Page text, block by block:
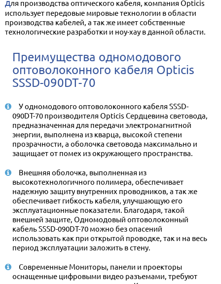
Для производства оптического кабеля, компания Opticis
использует передовые мировые технологии в области
производства кабелей, а так же имеет собственные
технологические разработки и ноу-хау в данной области.
Преимущества одномодового
оптоволоконного кабеля Opticis
SSSD-090DT-70
У одномодового оптоволоконного кабеля SSSD-
090DT-70 производителя Opticis Сердцевина световода,
предназначенная для передачи электромагнитной
энергии, выполнена из кварца, высокой степени
прозрачности, а оболочка световода максимально и
защищает от помех из окружающего пространства.
Внешняя оболочка, выполненная из
высокотехнологичного полимера, обеспечивает
надежную защиту внутренних проводников, а так же
обеспечивает гибкость кабеля, улучшающую его
эксплуатационные показатели. Благодаря, такой
внешней защите, Одномодовый оптоволоконный
кабель SSSD-090DT-70 можно без опасений
использовать как при открытой проводке, так и на весь
период эксплуатации заложить в стену.
Современные Мониторы, панели и проекторы
оснащенные цифровыми видео разъемами, требуют